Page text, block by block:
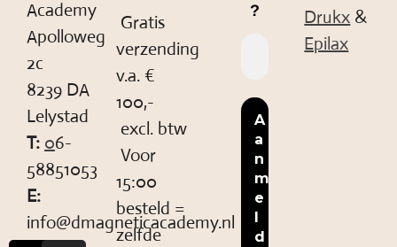
Academy
Apolloweg
2c
8239 DA
Lelystad
T: 06-
58851053
E:
info@dmagneticacademy.nl
Gratis
verzending
v.a. €
100,-
excl. btw
Voor
15:00
besteld =
zelfde
?
Drukx &
Epilax